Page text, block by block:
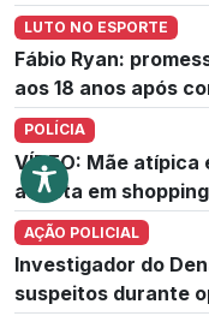
LUTO NO ESPORTE
Fábio Ryan:
aos 18 anos após
POLÍCIA
VÍDEO: Mãe
autista em
AÇÃO POLICIAL
Investigador do
suspeitos durante